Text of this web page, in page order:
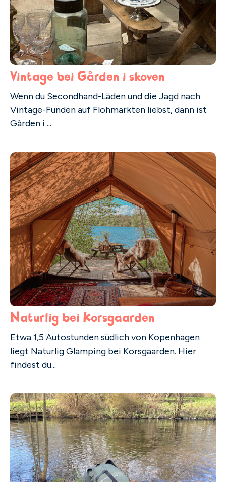
Vintage bei Gården i skoven
Wenn du Secondhand-Läden und die Jagd nach
Vintage-Funden auf Flohmärkten liebst, dann ist
Gården i ...
Naturlig bei Korsgaarden
Etwa 1,5 Autostunden südlich von Kopenhagen
liegt Naturlig Glamping bei Korsgaarden. Hier
findest du...